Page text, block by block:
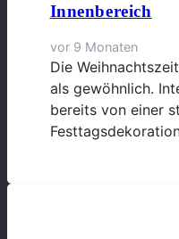
Innenbereich
vor 9 Monaten
Die
als gewöhnlich.
bereits von einer